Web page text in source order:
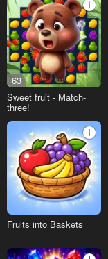
63
Sweet fruit - Match-
three!
Fruits into Baskets